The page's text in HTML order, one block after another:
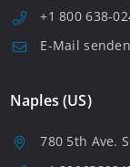
+1 800 638-
E-Mail senden
Naples (US)
780 5th Ave.